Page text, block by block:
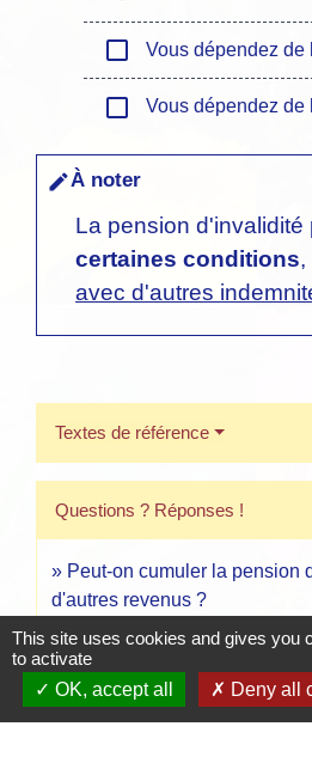
check_box_outline_blank Vous dépendez de
check_box_outline_blank Vous dépendez de
editÀ noter
La pension d'invalidité
certaines conditions,
avec d'autres
Textes de référence
Questions ? Réponses !
Peut-on cumuler la pension
d'autres revenus ?
Pension d'invalidité : quelle
ressources augmentent ?
Pension d'invalidité :
This site uses cookies and gives you
to activate
OK, accept all
Deny all